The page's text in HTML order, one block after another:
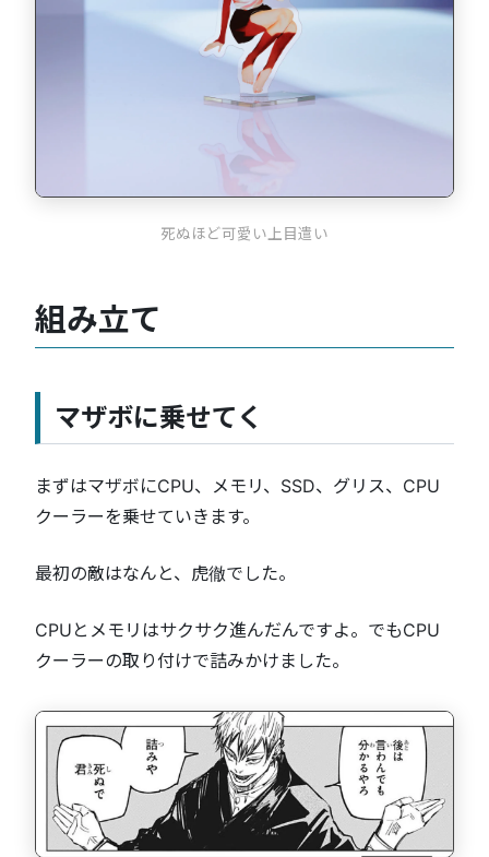
死ぬほど可愛い上目遣い
組み立て
マザボに乗せてく
まずはマザボにCPU、メモリ、SSD、グリス、CPU
クーラーを乗せていきます。
最初の敵はなんと、虎徹でした。
CPUとメモリはサクサク進んだんですよ。でもCPU
クーラーの取り付けで詰みかけました。